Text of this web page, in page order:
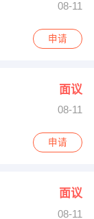
08-11
申请
面议
08-11
申请
面议
08-11